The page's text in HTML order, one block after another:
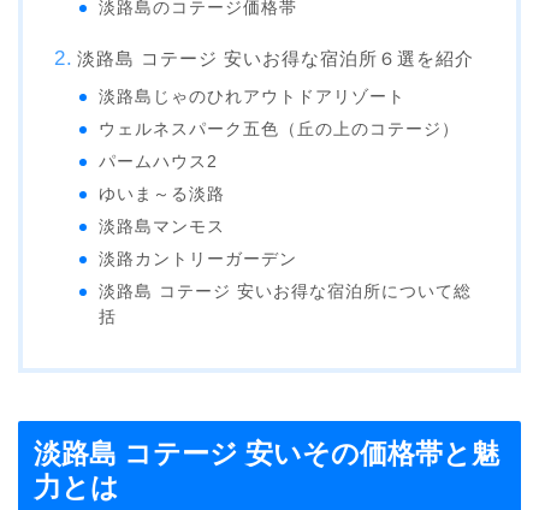
淡路島のコテージ価格帯
淡路島 コテージ 安いお得な宿泊所６選を紹介
淡路島じゃのひれアウトドアリゾート
ウェルネスパーク五色（丘の上のコテージ）
パームハウス2
ゆいま～る淡路
淡路島マンモス
淡路カントリーガーデン
淡路島 コテージ 安いお得な宿泊所について総
括
淡路島 コテージ 安いその価格帯と魅
力とは